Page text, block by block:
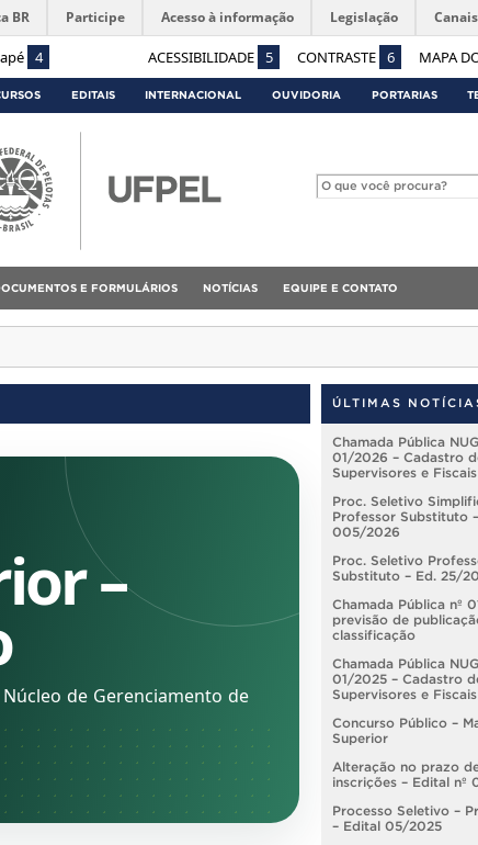
4 ACESSIBILIDADE 5 CONTRASTE 6 MAPA
BR Participe Acesso à informação Legislação Canais
EDITAIS INTERNACIONAL OUVIDORIA PORTARIAS
E FORMULÁRIOS NOTÍCIAS EQUIPE E CONTATO
–
de Gerenciamento de
ÚLTIMAS
Chamada Pública
01/2026 – Cadastro
Supervisores e Fiscais
Proc. Seletivo
Professor Substituto
005/2026
Proc. Seletivo
Substituto – Ed. 25/
Chamada Pública nº
previsão de
classificação
Chamada Pública
01/2025 – Cadastro
Supervisores e Fiscais
Concurso Público –
Superior
Alteração no prazo
inscrições – Edital nº
Processo Seletivo –
– Edital 05/2025